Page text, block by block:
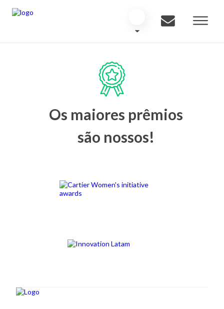
Os maiores prêmios
são nossos!